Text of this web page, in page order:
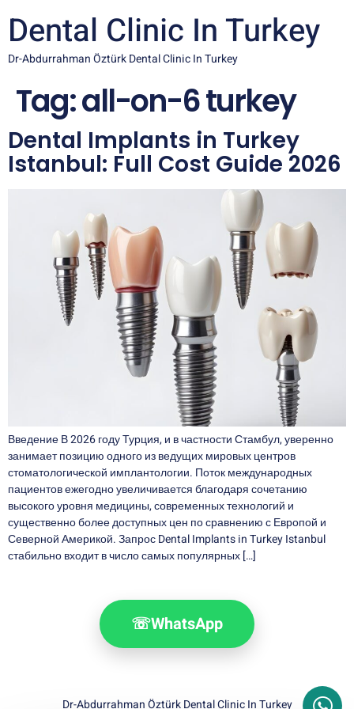
Dental Clinic In Turkey
Dr-Abdurrahman Öztürk Dental Clinic In Turkey
Tag:all-on-6 turkey
Dental Implants in Turkey
Istanbul: Full Cost Guide 2026
Введение В 2026 году Турция, и в частности Стамбул, уверенно
занимает позицию одного из ведущих мировых центров
стоматологической имплантологии. Поток международных
пациентов ежегодно увеличивается благодаря сочетанию
высокого уровня медицины, современных технологий и
существенно более доступных цен по сравнению с Европой и
Северной Америкой. Запрос Dental Implants in Turkey Istanbul
стабильно входит в число самых популярных […]
☏WhatsApp
Dr-Abdurrahman Öztürk Dental Clinic In Turkey